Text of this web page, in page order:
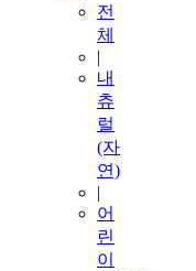
전
체
|
내
츄
럴
(자
연)
|
어
린
이